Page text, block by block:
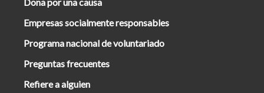
Empresas socialmente responsables
Programa nacional de voluntariado
Preguntas frecuentes
Refiere a alguien